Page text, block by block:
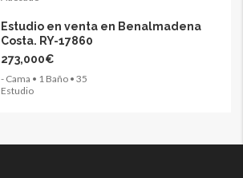
Estudio en venta en Benalmadena
Costa. RY-17860
273,000€
- Cama • 1 Baño • 35
Estudio